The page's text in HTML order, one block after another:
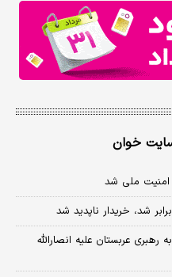
خوان
ملی شد
عربستان علیه انصارالله